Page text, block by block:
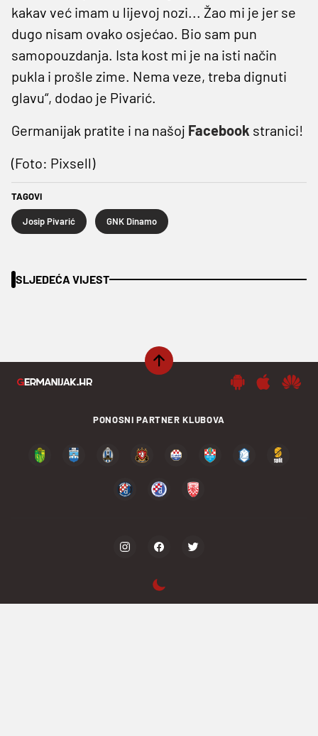
kakav već imam u lijevoj nozi... Žao mi je jer se
dugo nisam ovako osjećao. Bio sam pun
samopouzdanja. Ista kost mi je na isti način
pukla i prošle zime. Nema veze, treba dignuti
glavu“, dodao je Pivarić.
Germanijak pratite i na našoj Facebook stranici!
(Foto: Pixsell)
TAGOVI
Josip Pivarić GNK Dinamo
SLJEDEĆA VIJEST
PONOSNI PARTNER KLUBOVA